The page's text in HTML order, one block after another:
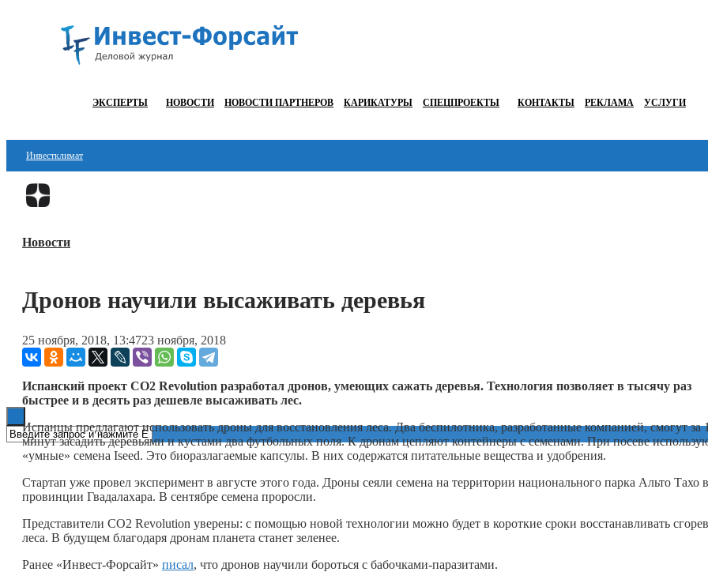
ЭКСПЕРТЫ НОВОСТИ НОВОСТИ ПАРТНЕРОВ КАРИКАТУРЫ СПЕЦПРОЕКТЫ КОНТАКТЫ РЕКЛАМА УСЛУГИ
Инвестклимат
Финансы
Блокчейн
Технологии
ESG
Новости
Дронов научили высаживать деревья
25 ноября, 2018, 13:4723 ноября, 2018
Испанский проект CO2 Revolution разработал дронов, умеющих сажать деревья. Технология позволяет в тысячу раз
быстрее и в десять раз дешевле высаживать лес.
Испанцы предлагают использовать дроны для восстановления леса. Два беспилотника, разработанные компанией, смогут за
минут засадить деревьями и кустами два футбольных поля. К дронам цепляют контейнеры с семенами. При посеве
«умные» семена Iseed. Это биоразлагаемые капсулы. В них содержатся питательные вещества и удобрения.
Стартап уже провел эксперимент в августе этого года. Дроны сеяли семена на территории национального парка Альто Тахо в
провинции Гвадалахара. В сентябре семена проросли.
Представители CO2 Revolution уверены: с помощью новой технологии можно будет в короткие сроки восстанавливать
леса. В будущем благодаря дронам планета станет зеленее.
Ранее «Инвест-Форсайт» писал, что дронов научили бороться с бабочками-паразитами.